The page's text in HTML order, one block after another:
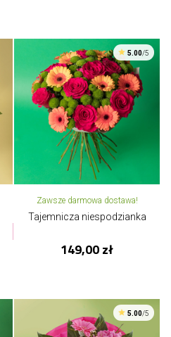
5.00/5
Zawsze darmowa dostawa!
Tajemnicza niespodzianka
149,00 zł
5.00/5